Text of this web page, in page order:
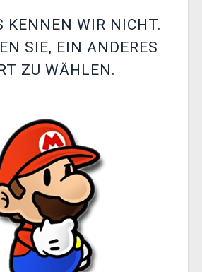
KENNEN WIR NICHT.
SIE, EIN ANDERES
ZU WÄHLEN.